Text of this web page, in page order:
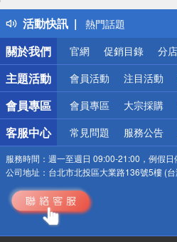
活動快訊
得獎公告
熱門話題
銀行優惠
偏遠地區配送
詐騙網頁！請小心！
關於我們
官網 促銷目錄 分
主題活動 會員活動 注目活動
會員專區 會員專區 大宗採購
客服中心 常見問題 服務公告
服務時間： 週一至週日 09:00-21:00，例假日
公司地址： 台北市北投區大業路136號5樓 (台